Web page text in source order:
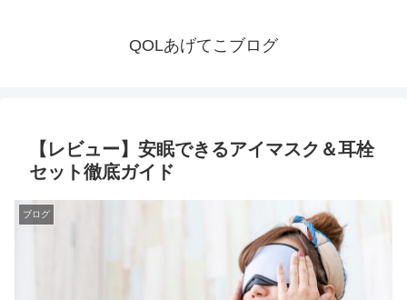
QOLあげてこブログ
【レビュー】安眠できるアイマスク＆耳栓
セット徹底ガイド
ブログ